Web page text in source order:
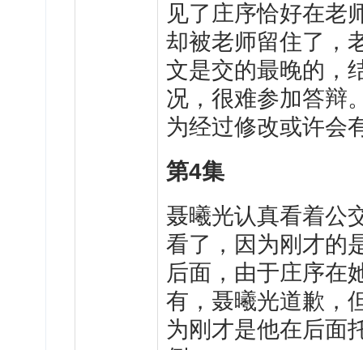
见了庄序恰好在老
却被老师留住了，
文是交的最晚的，
况，很难参加答辩
为经过修改或许会
第4集
聂曦光认真看着公
看了，因为刚才的
后面，由于庄序在
有，聂曦光道歉，
为刚才是他在后面